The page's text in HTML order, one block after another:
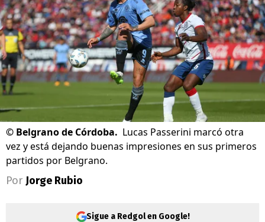
© Belgrano de Córdoba. Lucas Passerini marcó otra
vez y está dejando buenas impresiones en sus primeros
partidos por Belgrano.
Por Jorge Rubio
Sigue a Redgol en Google!